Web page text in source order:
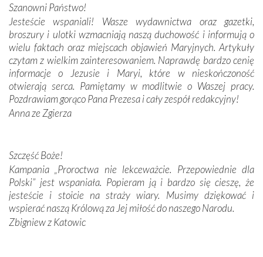
budowniczych.
Podążyliśmy też śladami fatimskich wizjonerów – Łucji
dos Santos oraz świętych Hiacynty i Franciszka Marto.
Modliliśmy się przy ich grobach. Odprawiliśmy Drogę
Krzyżową w ich rodzinnych stronach, odwiedziliśmy
domy, w których żyli.
W miejscu objawień Matki Bożej zapaliliśmy świece
Podczas tej kilkudniowej wyprawy na każdym kroku
spotykaliśmy się z serdeczną otwartością
Portugalczyków. Podziwialiśmy ich ludową sztukę i
zwyczaje. Mimo że nasze kraje są od siebie bardzo
oddalone, w żaden sposób nie czuliśmy się obco.
Sprawiła to oczywiście sama Matka Boża, ale też
kulturowa bliskość biorąca swój początek w naszej
Szanowni Państwo!
Jesteście wspaniali! Wasze wydawnictwa oraz gazetki,
broszury i ulotki wzmacniają naszą duchowość i informują o
wielu faktach oraz miejscach objawień Maryjnych. Artykuły
czytam z wielkim zainteresowaniem. Naprawdę bardzo cenię
informacje o Jezusie i Maryi, które w nieskończoność
otwierają serca. Pamiętamy w modlitwie o Waszej pracy.
Pozdrawiam gorąco Pana Prezesa i cały zespół redakcyjny!
Anna ze Zgierza
Szczęść Boże!
Kampania „Proroctwa nie lekceważcie. Przepowiednie dla
Polski” jest wspaniała. Popieram ją i bardzo się cieszę, że
jesteście i stoicie na straży wiary. Musimy dziękować i
wspierać naszą Królową za Jej miłość do naszego Narodu.
Zbigniew z Katowic